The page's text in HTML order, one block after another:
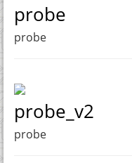
probe
probe
probe_v2
probe